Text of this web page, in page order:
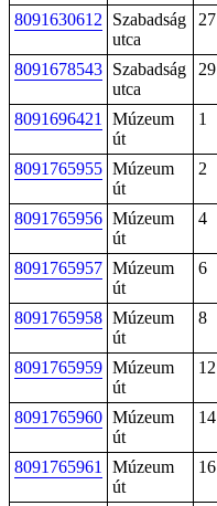
8091630612
Szabadság
utca
27
8091678543 Szabadság
utca
29
8091696421
Múzeum
út
1
8091765955 Múzeum
út
2
8091765956 Múzeum
út
4
8091765957 Múzeum
út
6
8091765958 Múzeum
út
8
8091765959 Múzeum
út
12
8091765960 Múzeum
út
14
8091765961
Múzeum
út
16